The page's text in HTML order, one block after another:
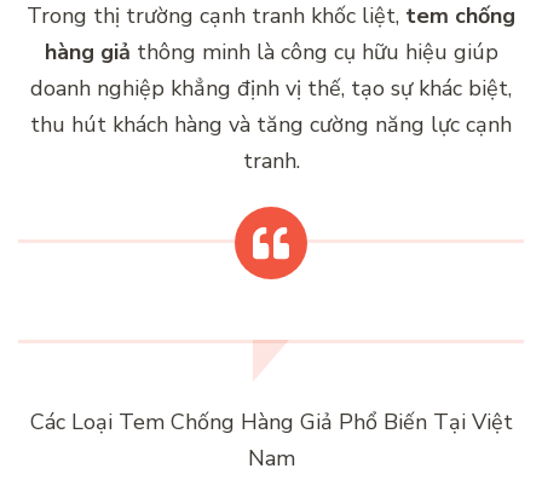
Trong thị trường cạnh tranh khốc liệt, tem chống
hàng giả thông minh là công cụ hữu hiệu giúp
doanh nghiệp khẳng định vị thế, tạo sự khác biệt,
thu hút khách hàng và tăng cường năng lực cạnh
tranh.
Các Loại Tem Chống Hàng Giả Phổ Biến Tại Việt
Nam